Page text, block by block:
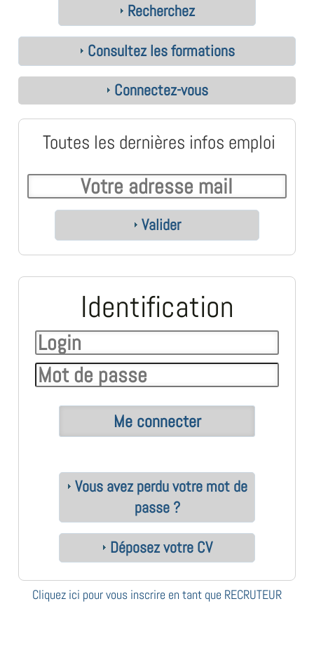
Recherchez
Consultez les formations
Connectez-vous
Toutes les dernières infos emploi
Valider
Identification
Vous avez perdu votre mot de
passe ?
Déposez votre CV
Cliquez ici pour vous inscrire en tant que RECRUTEUR